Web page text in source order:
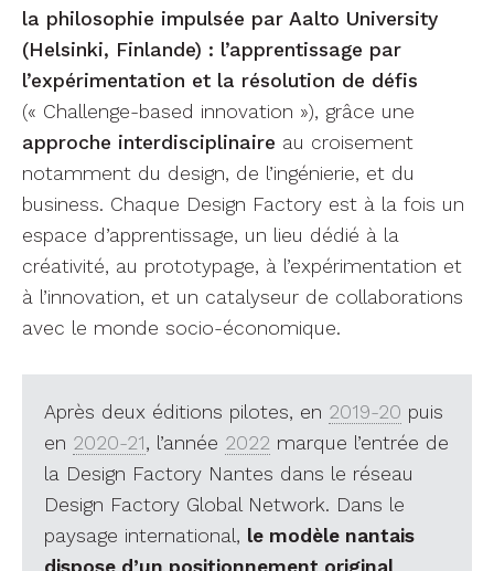
la philosophie impulsée par Aalto University
(Helsinki, Finlande) : l’apprentissage par
l’expérimentation et la résolution de défis
(« Challenge-based innovation »), grâce une
approche interdisciplinaire au croisement
notamment du design, de l’ingénierie, et du
business. Chaque Design Factory est à la fois un
espace d’apprentissage, un lieu dédié à la
créativité, au prototypage, à l’expérimentation et
à l’innovation, et un catalyseur de collaborations
avec le monde socio-économique.
Après deux éditions pilotes, en 2019-20 puis
en 2020-21, l’année 2022 marque l’entrée de
la Design Factory Nantes dans le réseau
Design Factory Global Network. Dans le
paysage international, le modèle nantais
dispose d’un positionnement original